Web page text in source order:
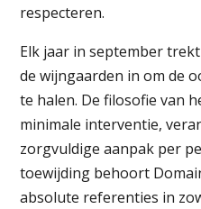
respecteren.
Elk jaar in september
de wijngaarden in om de
te halen. De filosofie van
minimale interventie,
zorgvuldige aanpak per
toewijding behoort
absolute referenties in